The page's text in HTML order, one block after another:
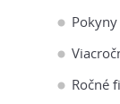
Ročné